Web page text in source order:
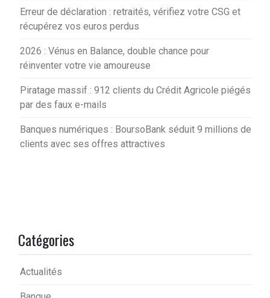
Erreur de déclaration : retraités, vérifiez votre CSG et
récupérez vos euros perdus
2026 : Vénus en Balance, double chance pour
réinventer votre vie amoureuse
Piratage massif : 912 clients du Crédit Agricole piégés
par des faux e-mails
Banques numériques : BoursoBank séduit 9 millions de
clients avec ses offres attractives
Catégories
Actualités